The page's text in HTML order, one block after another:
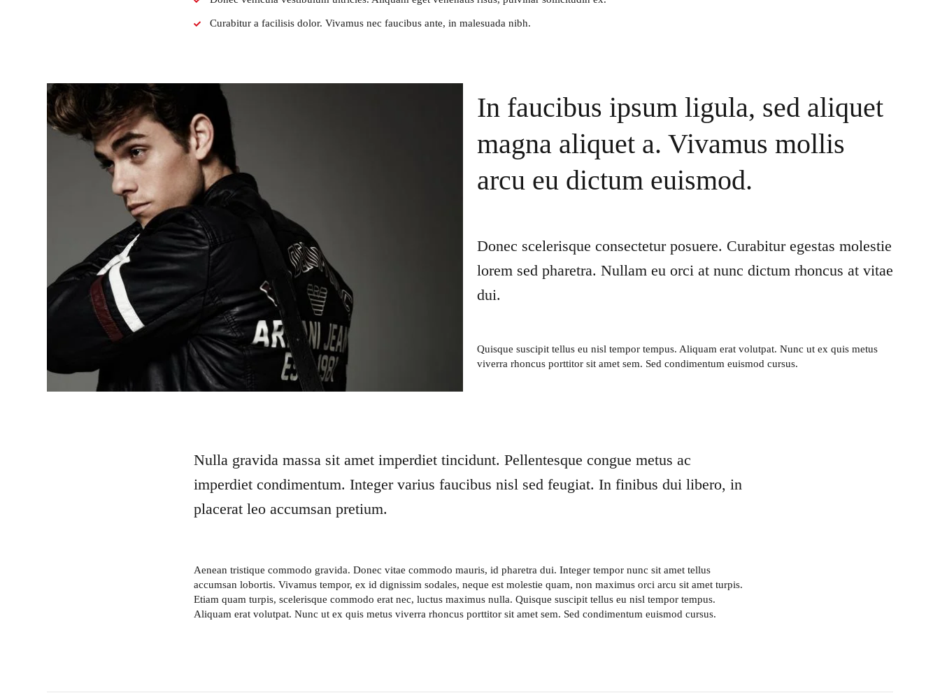
Curabitur a facilisis dolor. Vivamus nec faucibus ante, in malesuada nibh.
In faucibus ipsum ligula, sed aliquet
magna aliquet a. Vivamus mollis
arcu eu dictum euismod.
Donec scelerisque consectetur posuere. Curabitur egestas molestie
lorem sed pharetra. Nullam eu orci at nunc dictum rhoncus at vitae
dui.
Quisque suscipit tellus eu nisl tempor tempus. Aliquam erat volutpat. Nunc ut ex quis metus
viverra rhoncus porttitor sit amet sem. Sed condimentum euismod cursus.
Nulla gravida massa sit amet imperdiet tincidunt. Pellentesque congue metus ac
imperdiet condimentum. Integer varius faucibus nisl sed feugiat. In finibus dui libero, in
placerat leo accumsan pretium.
Aenean tristique commodo gravida. Donec vitae commodo mauris, id pharetra dui. Integer tempor nunc sit amet tellus
accumsan lobortis. Vivamus tempor, ex id dignissim sodales, neque est molestie quam, non maximus orci arcu sit amet turpis.
Etiam quam turpis, scelerisque commodo erat nec, luctus maximus nulla. Quisque suscipit tellus eu nisl tempor tempus.
Aliquam erat volutpat. Nunc ut ex quis metus viverra rhoncus porttitor sit amet sem. Sed condimentum euismod cursus.